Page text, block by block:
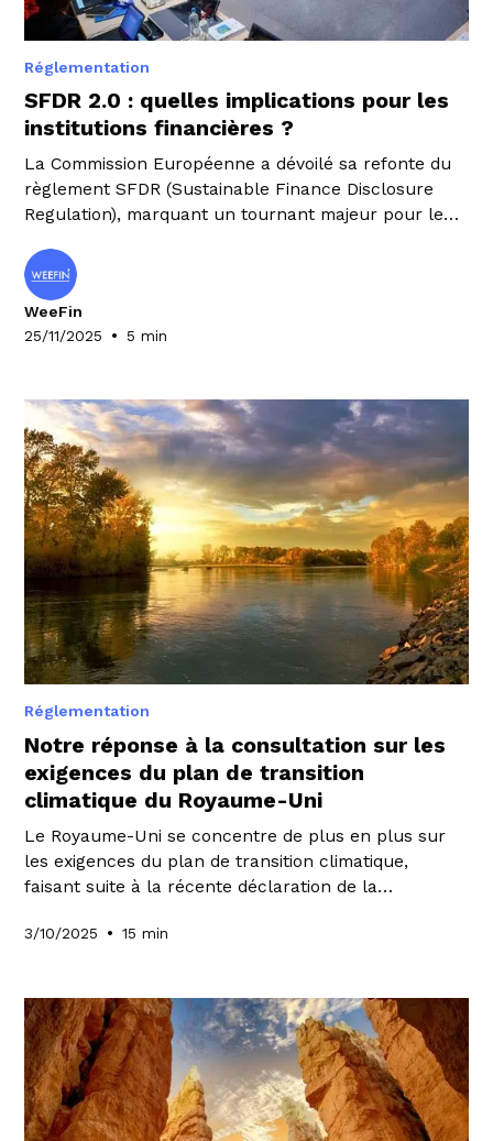
Réglementation
SFDR 2.0 : quelles implications pour les
institutions financières ?
La Commission Européenne a dévoilé sa refonte du
règlement SFDR (Sustainable Finance Disclosure
Regulation), marquant un tournant majeur pour le
aux acteurs du marché de repenser leur
organisation et leurs processus, avec des
répercussions significatives sur leurs coûts
opérationnels.
WeeFin
25/11/2025
• 5 min
Réglementation
Notre réponse à la consultation sur les
exigences du plan de transition
climatique du Royaume-Uni
Le Royaume-Uni se concentre de plus en plus sur
les exigences du plan de transition climatique,
faisant suite à la récente déclaration de la
une taxonomie verte britannique, le gouvernement
dans la transition tout en maintenant la compétitivité
mondiale du Royaume-Uni. Chez WeeFin, nous avons
partagé notre point de vue en répondant à la
consultation sur les exigences du plan de transition
climatique. Découvrez nos réponses dans ce blog
3/10/2025 • 15 min